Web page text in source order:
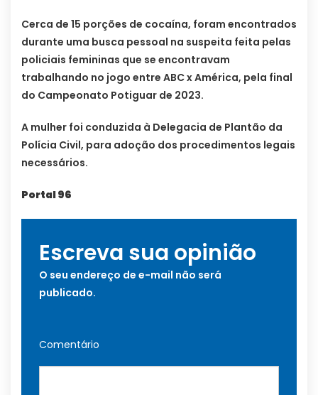
Cerca de 15 porções de cocaína, foram encontrados
durante uma busca pessoal na suspeita feita pelas
policiais femininas que se encontravam
trabalhando no jogo entre ABC x América, pela final
do Campeonato Potiguar de 2023.
A mulher foi conduzida à Delegacia de Plantão da
Polícia Civil, para adoção dos procedimentos legais
necessários.
Portal 96
Escreva sua opinião
O seu endereço de e-mail não será
publicado.
Comentário